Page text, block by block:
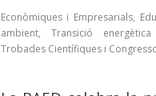
Econòmiques i Empresarials,
ambient, Transició
Trobades Científiques i